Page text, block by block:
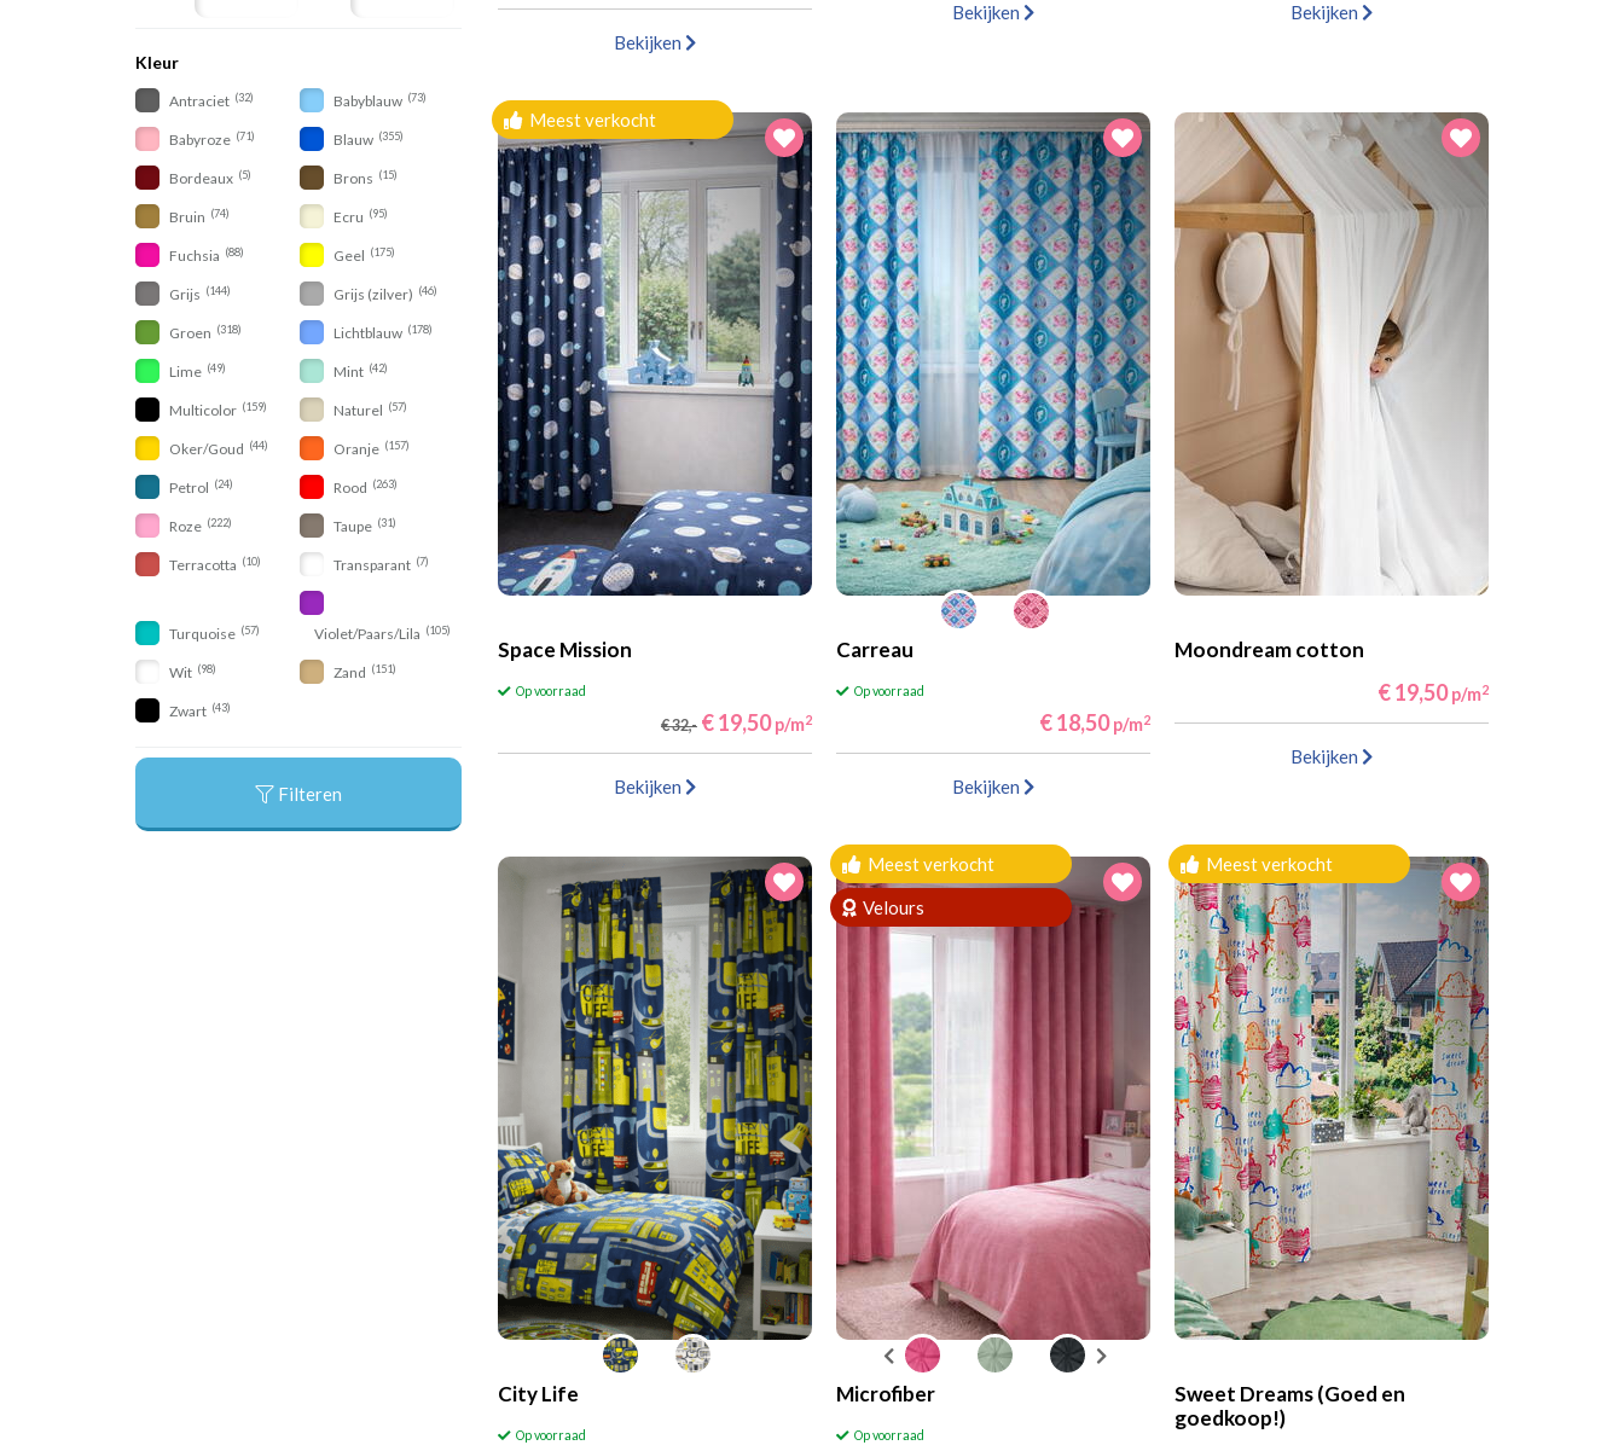
Kleur
Antraciet (32) Babyblauw (73)
Babyroze (71) Blauw (355)
Bordeaux (5) Brons (15)
Bruin (74) Ecru (95)
Fuchsia (88) Geel (175)
Grijs (144) Grijs (zilver) (46)
Groen (318) Lichtblauw (178)
Lime (49) Mint (42)
Multicolor (159) Naturel (57)
Oker/Goud (44) Oranje (157)
Petrol (24) Rood (263)
Roze (222) Taupe (31)
Terracotta (10) Transparant (7)
Turquoise (57) Violet/Paars/Lila (105)
Wit (98) Zand (151)
Zwart (43)
Filteren
Bekijken
Bekijken Bekijken
Meest verkocht
Space Mission
Op voorraad
€ 32,- € 19,50 p/m2
Bekijken
Carreau
Op voorraad
€ 18,50 p/m2
Bekijken
Moondream cotton
€ 19,50 p/m2
Bekijken
City Life
Op voorraad
Meest verkocht
Velours
Microfiber
Op voorraad
Meest verkocht
Sweet Dreams (Goed en
goedkoop!)